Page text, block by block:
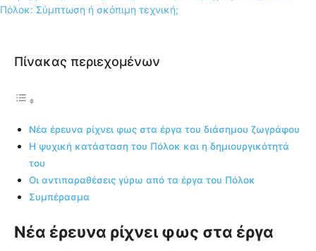
Πίνακας περιεχομένων
Νέα έρευνα ρίχνει φως στα έργα του διάσημου ζωγράφου
Η ψυχική κατάσταση του Πόλοκ και η δημιουργικότητά
του
Οι αντιπαραθέσεις γύρω από τα έργα του Πόλοκ
Συμπέρασμα
Νέα έρευνα ρίχνει φως στα έργα